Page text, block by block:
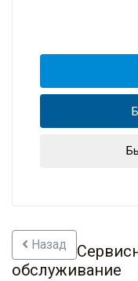
Назад
обслуживание